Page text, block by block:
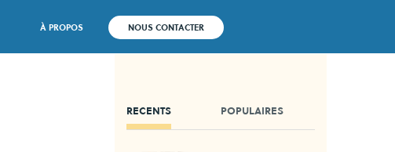
À PROPOS NOUS CONTACTER
RECENTS POPULAIRES